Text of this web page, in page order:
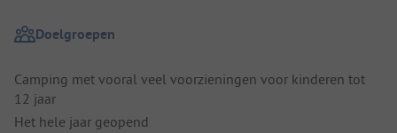
Doelgroepen
Camping met vooral veel voorzieningen voor kinderen tot
12 jaar
Het hele jaar geopend